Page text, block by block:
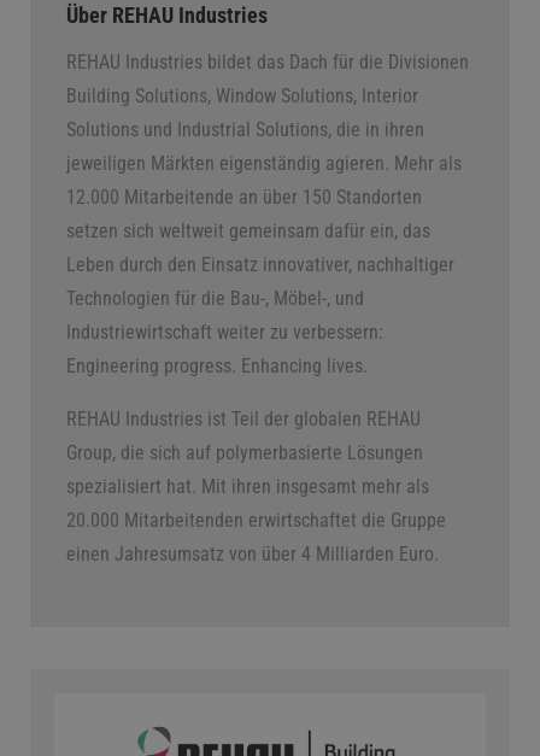
Über REHAU Industries
REHAU Industries bildet das Dach für die Divisionen
Building Solutions, Window Solutions, Interior
Solutions und Industrial Solutions, die in ihren
jeweiligen Märkten eigenständig agieren. Mehr als
12.000 Mitarbeitende an über 150 Standorten
setzen sich weltweit gemeinsam dafür ein, das
Leben durch den Einsatz innovativer, nachhaltiger
Technologien für die Bau-, Möbel-, und
Industriewirtschaft weiter zu verbessern:
Engineering progress. Enhancing lives.
REHAU Industries ist Teil der globalen REHAU
Group, die sich auf polymerbasierte Lösungen
spezialisiert hat. Mit ihren insgesamt mehr als
20.000 Mitarbeitenden erwirtschaftet die Gruppe
einen Jahresumsatz von über 4 Milliarden Euro.